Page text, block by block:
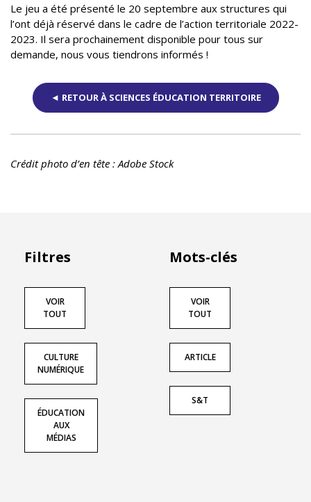
Le jeu a été présenté le 20 septembre aux structures qui
l’ont déjà réservé dans le cadre de l’action territoriale 2022-
2023. Il sera prochainement disponible pour tous sur
demande, nous vous tiendrons informés !
◄ RETOUR À SCIENCES ÉDUCATION TERRITOIRE
Crédit photo d’en tête : Adobe Stock
Filtres
VOIR
TOUT
CULTURE
NUMÉRIQUE
ÉDUCATION
AUX
MÉDIAS
Mots-clés
VOIR
TOUT
ARTICLE
S&T